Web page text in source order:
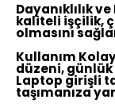
Dayanıklılık
kaliteli işçilik,
olmasını
Kullanım
düzeni,
Laptop girişli
taşımanıza